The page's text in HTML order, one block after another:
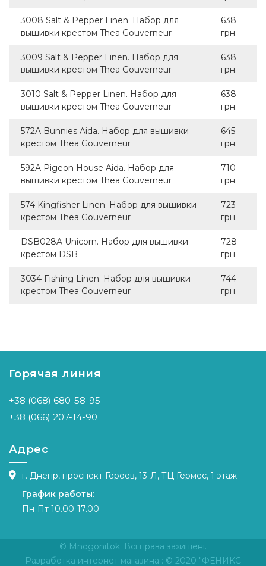
3008 Salt & Pepper Linen. Набор для
вышивки крестом Thea Gouverneur
638
грн.
3009 Salt & Pepper Linen. Набор для
вышивки крестом Thea Gouverneur
638
грн.
3010 Salt & Pepper Linen. Набор для
вышивки крестом Thea Gouverneur
638
грн.
572A Bunnies Aida. Набор для вышивки
крестом Thea Gouverneur
645
грн.
592A Pigeon House Aida. Набор для
вышивки крестом Thea Gouverneur
710
грн.
574 Kingfisher Linen. Набор для вышивки
крестом Thea Gouverneur
723
грн.
DSB028A Unicorn. Набор для вышивки
крестом DSB
728
грн.
3034 Fishing Linen. Набор для вышивки
крестом Thea Gouverneur
744
грн.
Горячая линия
+38 (068) 680-58-95
+38 (066) 207-14-90
Адрес
г. Днепр, проспект Героев, 13-Л, ТЦ Гермес, 1 этаж
График работы:
Пн-Пт 10.00-17.00
© Mnogonitok. Всі права захищені.
Разработка интернет магазина : © 2020 "ФЕНИКС